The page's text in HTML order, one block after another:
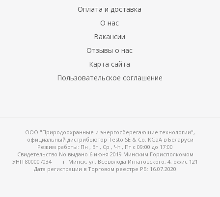
Оплата и доставка
О нас
Вакансии
Отзывы о нас
Карта сайта
Пользовательское соглашение
ООО "Природоохранные и энергосберегающие технологии",
официальный дистрибьютор Testo SE & Co. KGaA в Беларуси
Режим работы: Пн , Вт , Ср , Чт , Пт c 09:00 до 17:00
Свидетельство No выдано 6 июня 2019 Минским Горисполкомом
УНП 800007034
г. Минск, ул. Всеволода Игнатовского, 4, офис 121
Дата регистрации в Торговом реестре РБ: 16.07.2020